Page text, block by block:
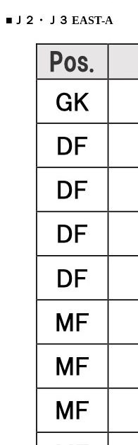
■Ｊ２・Ｊ３ EAST-A